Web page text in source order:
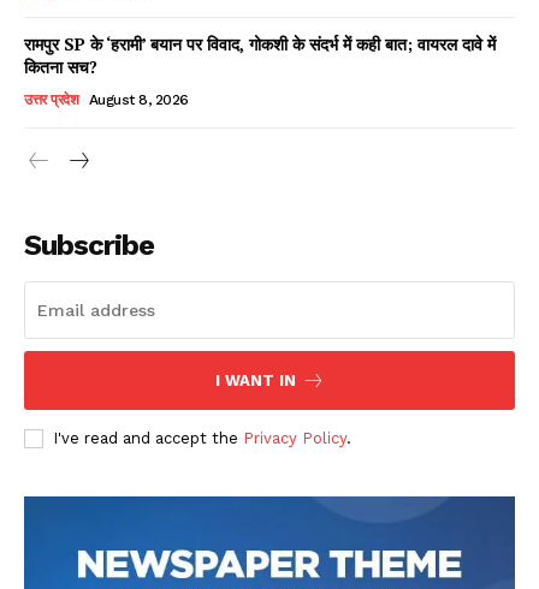
Read Latest News on AIN
रामपुर SP के ‘हरामी’ बयान पर विवाद, गोकशी के संदर्भ में कही बात; वायरल दावे में
कितना सच?
उत्तर प्रदेश August 8, 2026
Subscribe
I WANT IN
I've read and accept the Privacy Policy.